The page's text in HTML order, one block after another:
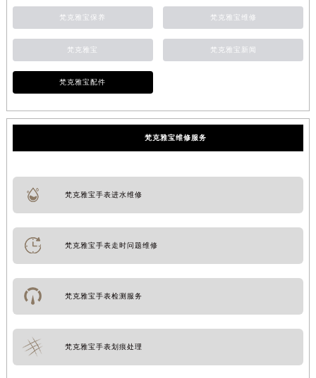
梵克雅宝保养 梵克雅宝维修
梵克雅宝 梵克雅宝新闻
梵克雅宝配件
梵克雅宝维修服务
梵克雅宝手表进水维修
梵克雅宝手表走时问题维修
梵克雅宝手表检测服务
梵克雅宝手表划痕处理